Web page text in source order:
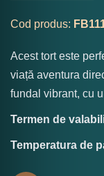
Cod produs:
Acest tort este
viață aventura
fundal vibrant, cu
Termen de
Temperatura de